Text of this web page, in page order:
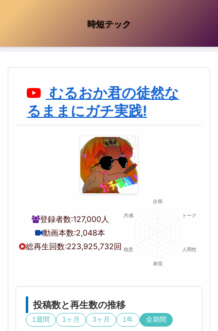
時短テック
むるおか君の徒然な
るままにガチ実践!
登録者数:127,000人
動画本数:2,048本
総再生回数:223,925,732回
投稿数と再生数の推移
1週間 1ヶ月 3ヶ月 1年 全期間